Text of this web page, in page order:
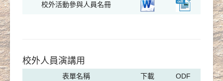
校外活動參與人員名冊
校外人員演講用
表單名稱 下載 ODF